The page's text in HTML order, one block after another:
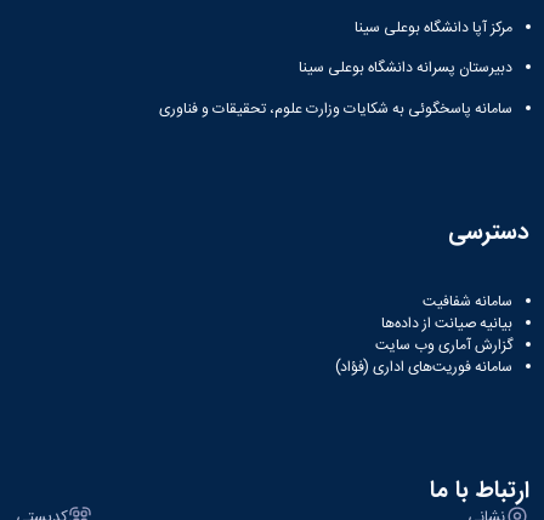
مرکز آپا دانشگاه بوعلی سینا
دبیرستان پسرانه دانشگاه بوعلی سینا
سامانه پاسخگوئی به شکایات وزارت علوم، تحقیقات و فناوری
دسترسی
سامانه شفافیت
بیانیه صیانت از داده‌ها
گزارش آماری وب‌ سایت
سامانه فوریت‌های اداری (فؤاد)
ارتباط با ما